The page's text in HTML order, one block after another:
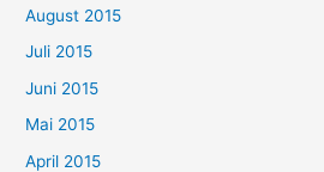
August 2015
Juli 2015
Juni 2015
Mai 2015
April 2015